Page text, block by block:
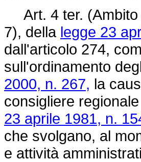
Art. 4 ter. (Ambito
7), della legge 23
dall'articolo 274,
sull'ordinamento
2000, n. 267, la
consigliere
23 aprile 1981, n.
che svolgano, al
e attività